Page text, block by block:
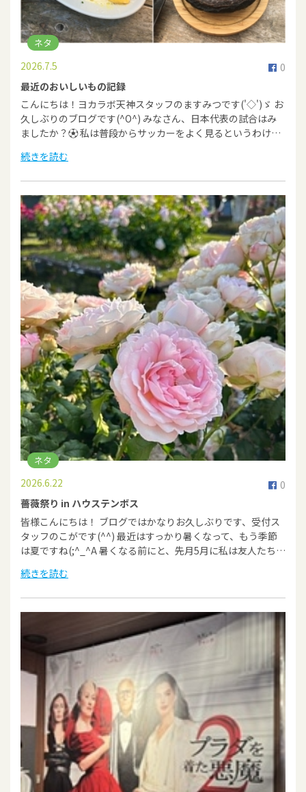
ネタ
0
2026.7.5
最近のおいしいもの記録
こんにちは！ヨカラボ天神スタッフのますみつです('◇')ゞ お
久しぶりのブログです(^O^) みなさん、日本代表の試合はみ
ましたか？⚽ 私は普段からサッカーをよく見るというわけ…
続きを読む
ネタ
0
2026.6.22
薔薇祭り in ハウステンボス
皆様こんにちは！ ブログではかなりお久しぶりです、受付ス
タッフのこがです(^^) 最近はすっかり暑くなって、もう季節
は夏ですね(;^_^A 暑くなる前にと、先月5月に私は友人たち…
続きを読む